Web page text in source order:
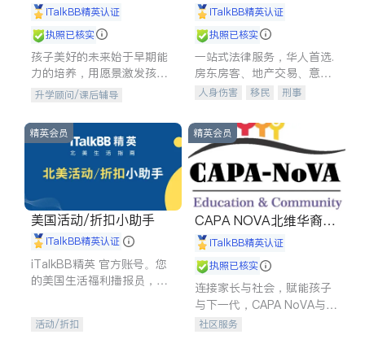
iTalkBB精英认证
执照已核实
孩子美好的未来始于早期能
力的培养，用愿景激发孩子
的学习潜力和动力。理念：
拥有成长型心态是成功的基
石。
升学顾问/课后辅导
iTalkBB精英认证
执照已核实
一站式法律服务，华人首选.
房东房客、地产交易、意外
伤害、车祸重伤、商业诉
建筑合同、刑事案件全包办
人身伤害 移民
刑事
信托/遗嘱
商业
索赔
律师-其它 保释
精英会员
美国活动/折扣小助手
iTalkBB精英认证
iTalkBB精英 官方账号。您
的美国生活福利播报员，精
专属福利。
活动/折扣
精英会员
CAPA NOVA北维华裔家
长会iTalkBB精英认证
执照已核实
连接家长与社会，赋能孩子
与下一代，CAPA NoVA与您
携手建设包容、公平、充满
社区服务